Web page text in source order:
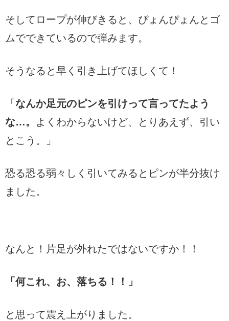
そしてロープが伸びきると、ぴょんぴょんとゴ
ムでできているので弾みます。
そうなると早く引き上げてほしくて！
「 なんか足元のピンを引けって言ってたよう
な…。
よくわからないけど、とりあえず、引い
とこう。」
恐る恐る弱々しく引いてみるとピンが半分抜け
ました。
なんと！片足が外れたではないですか！！
「何これ、お、落ちる！！」
と思って震え上がりました。